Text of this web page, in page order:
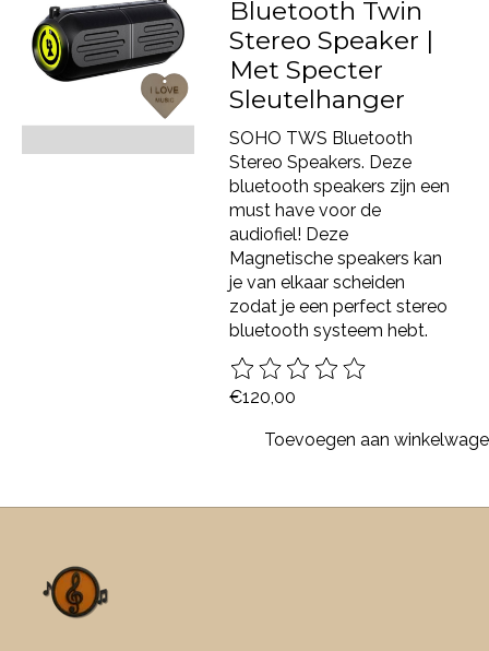
Bluetooth Twin
Stereo Speaker |
Met Specter
Sleutelhanger
SOHO TWS Bluetooth
Stereo Speakers. Deze
bluetooth speakers zijn een
must have voor de
audiofiel! Deze
Magnetische speakers kan
je van elkaar scheiden
zodat je een perfect stereo
bluetooth systeem hebt.
De beoordeling van dit product
€120,00
Toevoegen aan